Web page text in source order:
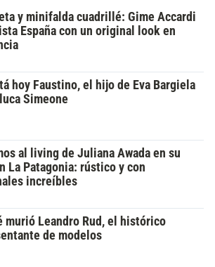
y minifalda cuadrillé: Gime Accardi
España con un original look en
hoy Faustino, el hijo de Eva Bargiela
Simeone
al living de Juliana Awada en su
La Patagonia: rústico y con
increíbles
murió Leandro Rud, el histórico
de modelos